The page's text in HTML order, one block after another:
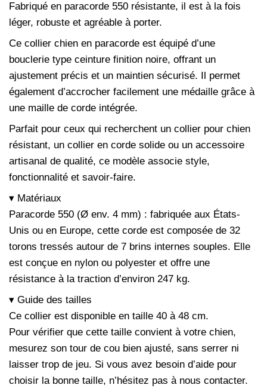
Fabriqué en paracorde 550 résistante, il est à la fois
léger, robuste et agréable à porter.
Ce collier chien en paracorde est équipé d’une
bouclerie type ceinture finition noire, offrant un
ajustement précis et un maintien sécurisé. Il permet
également d’accrocher facilement une médaille grâce à
une maille de corde intégrée.
Parfait pour ceux qui recherchent un collier pour chien
résistant, un collier en corde solide ou un accessoire
artisanal de qualité, ce modèle associe style,
fonctionnalité et savoir-faire.
▾ Matériaux
Paracorde 550 (Ø env. 4 mm) : fabriquée aux États-
Unis ou en Europe, cette corde est composée de 32
torons tressés autour de 7 brins internes souples. Elle
est conçue en nylon ou polyester et offre une
résistance à la traction d’environ 247 kg.
▾ Guide des tailles
Ce collier est disponible en taille 40 à 48 cm.
Pour vérifier que cette taille convient à votre chien,
mesurez son tour de cou bien ajusté, sans serrer ni
laisser trop de jeu. Si vous avez besoin d’aide pour
choisir la bonne taille, n’hésitez pas à nous contacter.